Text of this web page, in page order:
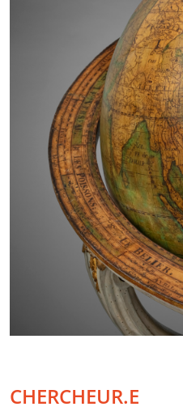
CHERCHEUR.E